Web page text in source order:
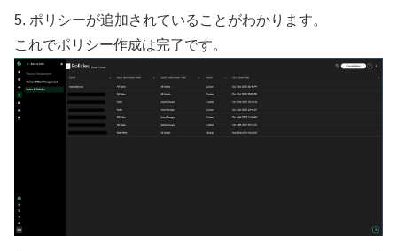
5. ポリシーが追加されていることがわかります。
これでポリシー作成は完了です。